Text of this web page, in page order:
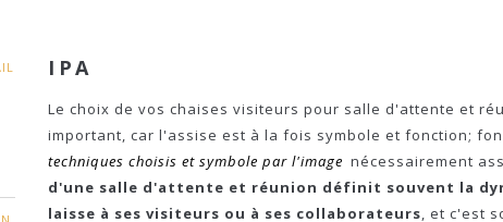
IPA
Le choix de vos chaises visiteurs pour salle d'attente et
important, car l'assise est à la fois symbole et fonction;
techniques choisis et symbole par l'image nécessairement
d'une salle d'attente et réunion définit souvent la
laisse à ses visiteurs ou à ses collaborateurs, et c'est